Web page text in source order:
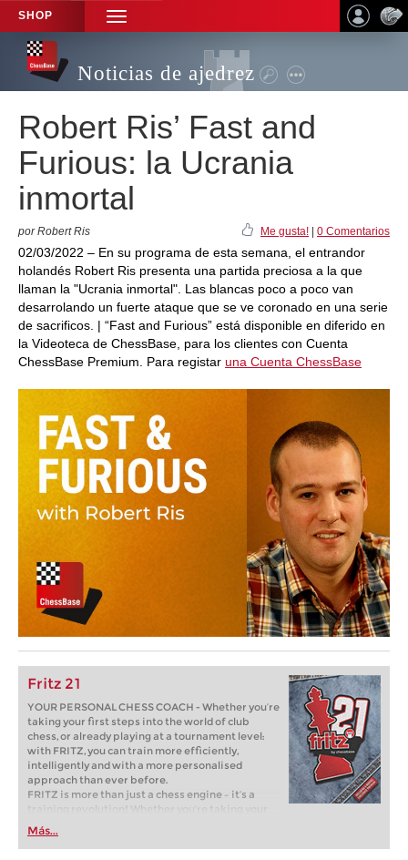
SHOP
TOGGLE
NAVIGATION
Noticias de ajedrez
Robert Ris’ Fast and
Furious: la Ucrania
inmortal
por Robert Ris Me gusta! 0 Comentarios
02/03/2022 – En su programa de esta semana, el entrandor
holandés Robert Ris presenta una partida preciosa a la que
llaman la "Ucrania inmortal". Las blancas poco a poco van
desarrolando un fuerte ataque que se ve coronado en una serie
de sacrificos. | “Fast and Furious” está disponible en diferido en
la Videoteca de ChessBase, para los clientes con Cuenta
ChessBase Premium. Para registar una Cuenta ChessBase
Fritz 21
YOUR PERSONAL CHESS COACH - Whether you’re
taking your first steps into the world of club
chess, or already playing at a tournament level:
with FRITZ, you can train more efficiently,
intelligently and with a more personalised
approach than ever before.
FRITZ is more than just a chess engine – it’s a
training revolution! Whether you’re taking your
first steps into the world of club chess, or already
playing at a tournament level: with FRITZ, you can
train more efficiently, intelligently and with a
Más...